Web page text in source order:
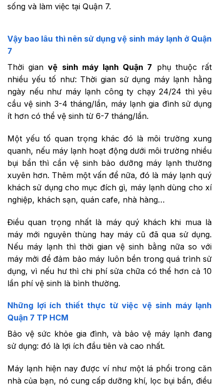
sống và làm việc tại Quận 7.
Vậy bao lâu thì nên sử dụngvệ sinh máy lạnh ở Quận
7
Thời gianvệ sinh máy lạnh Quận 7 phụ thuộc rất
nhiều yếu tố như: Thời gian sử dụng máy lạnh hằng
ngày nếu như máy lạnh công ty chạy 24/24 thì yêu
cầu vệ sinh 3-4 tháng/lần, máy lạnh gia đình sử dụng
ít hơn có thể vệ sinh từ 6-7 tháng/lần.
Một yếu tố quan trọng khác đó là môi trường xung
quanh, nếu máy lạnh hoạt động dưới môi trường nhiều
bụi bẩn thì cần vệ sinh bảo dưỡng máy lạnh thường
xuyên hơn. Thêm một vấn để nữa, đó là máy lạnh quý
khách sử dụng cho mục đích gì, máy lạnh dùng cho xí
nghiệp, khách sạn, quán cafe, nhà hàng…
Điều quan trọng nhất là máy quý khách khi mua là
máy mới nguyên thùng hay máy cũ đã qua sử dụng.
Nếu máy lạnh thì thời gian vệ sinh bằng nữa so với
máy mởi để đảm bảo máy luôn bền trong quá trình sử
dụng, vì nếu hư thì chi phí sửa chữa có thể hơn cả 10
lần phí vệ sinh là bình thường.
Những lợi ích thiết thực từ việc vệ sinh máy lạnh
Quận 7 TP HCM
Bảo vệ sức khỏe gia đình, và bảo vệ máy lạnh đang
sử dụng: đó là lợi ích đầu tiên và cao nhất.
Máy lạnh hiện nay được ví như một lá phổi trong căn
nhà của bạn, nó cung cấp dưỡng khí, lọc bụi bẩn, điều